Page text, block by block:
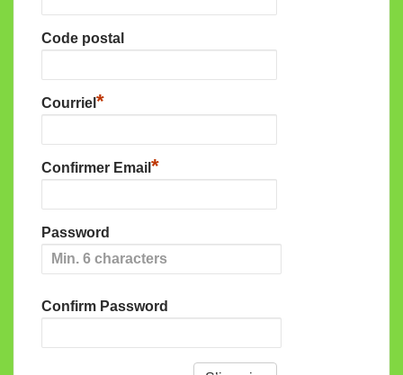
Code postal
Courriel *
Confirmer Email *
Password
Confirm Password